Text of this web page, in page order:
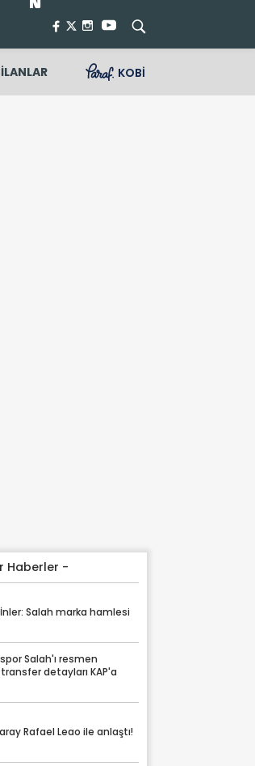
KOBİ
Haberler -
Salah marka hamlesi
Salah'ı resmen
transfer detayları KAP'a
Rafael Leao ile anlaştı!